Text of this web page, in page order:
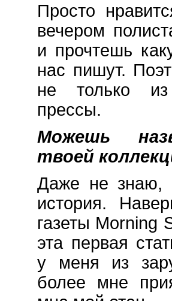
Просто
вечером
и прочтешь
нас пишут.
не только из
прессы.
Можешь
твоей
Даже не знаю,
история.
газеты Morning
эта первая
у меня из
более мне